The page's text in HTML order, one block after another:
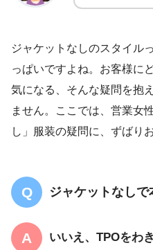
ジャケットなしのスタイル
っぱいですよね。お客様に
気になる、そんな疑問を抱
ません。ここでは、営業女
し」服装の疑問に、ずばり
ジャケットなし
いいえ、TPOをわ